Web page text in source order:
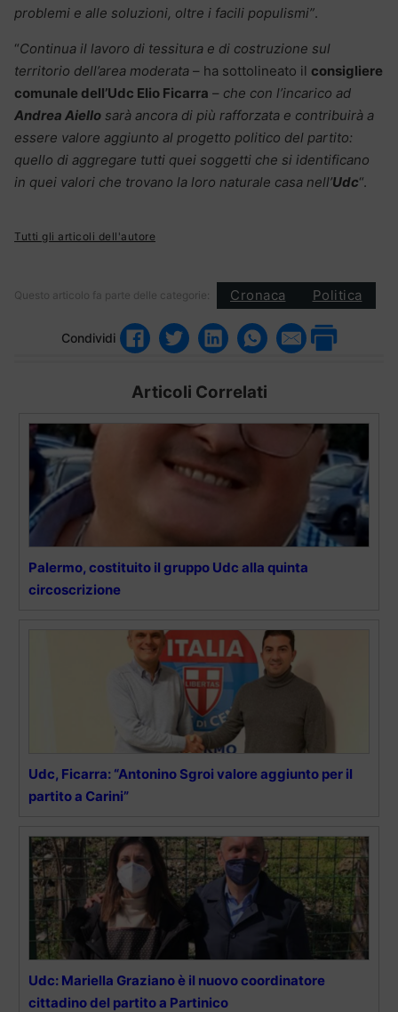
problemi e alle soluzioni, oltre i facili populismi”.
“Continua il lavoro di tessitura e di costruzione sul
territorio dell’area moderata – ha sottolineato il consigliere
comunale dell’Udc Elio Ficarra – che con l’incarico ad
Andrea Aiello sarà ancora di più rafforzata e contribuirà a
essere valore aggiunto al progetto politico del partito:
quello di aggregare tutti quei soggetti che si identificano
in quei valori che trovano la loro naturale casa nell’Udc“.
Tutti gli articoli dell'autore
Questo articolo fa parte delle categorie: Cronaca Politica
Condividi
Articoli Correlati
Palermo, costituito il gruppo Udc alla quinta
circoscrizione
Udc, Ficarra: “Antonino Sgroi valore aggiunto per il
partito a Carini”
Udc: Mariella Graziano è il nuovo coordinatore
cittadino del partito a Partinico